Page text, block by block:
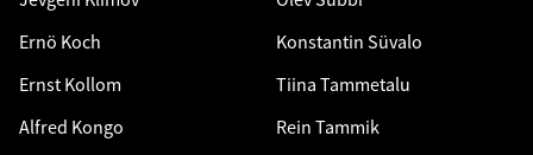
Ernö Koch
Ernst Kollom
Alfred Kongo
Konstantin Süvalo
Tiina Tammetalu
Rein Tammik